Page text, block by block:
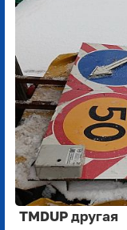
TMDUP другая